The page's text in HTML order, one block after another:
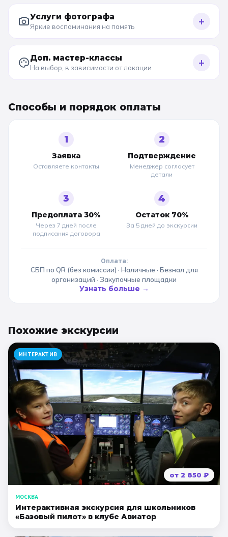
Услуги фотографа
Яркие воспоминания на память +
Доп. мастер-классы
На выбор, в зависимости от локации +
Способы и порядок оплаты
1
Заявка
Оставляете контакты
2
Подтверждение
Менеджер согласует
детали
3
Предоплата 30%
Через 7 дней после
подписания договора
4
Остаток 70%
За 5 дней до экскурсии
Оплата:
СБП по QR (без комиссии) · Наличные · Безнал для
организаций · Закупочные площадки
Узнать больше →
Похожие экскурсии
ИНТЕРАКТИВ
от 2 850 ₽
МОСКВА
Интерактивная экскурсия для школьников
«Базовый пилот» в клубе Авиатор